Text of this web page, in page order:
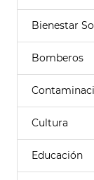
Bienestar
Bomberos
Cultura
Educación